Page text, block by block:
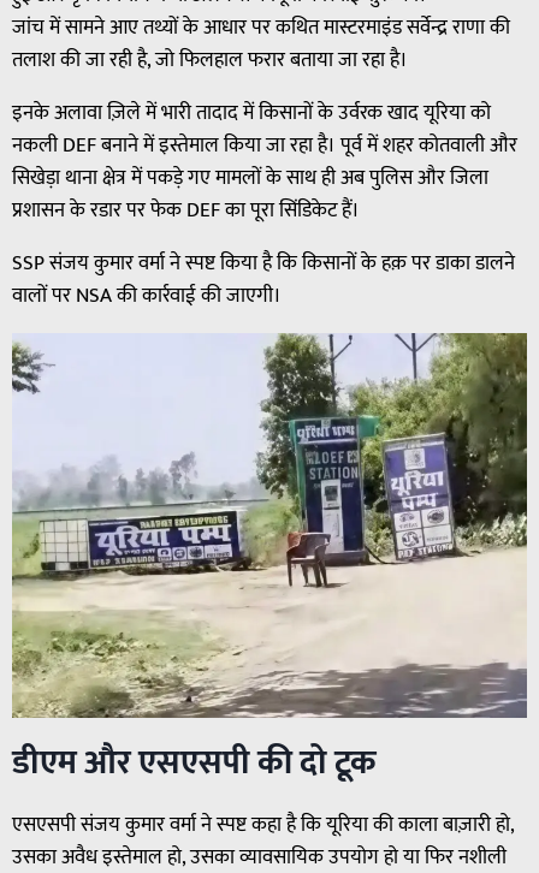
जांच में सामने आए तथ्यों के आधार पर कथित मास्टरमाइंड सर्वेन्द्र राणा की
तलाश की जा रही है, जो फिलहाल फरार बताया जा रहा है।
इनके अलावा ज़िले में भारी तादाद में किसानों के उर्वरक खाद यूरिया को
नकली DEF बनाने में इस्तेमाल किया जा रहा है। पूर्व में शहर कोतवाली और
सिखेड़ा थाना क्षेत्र में पकड़े गए मामलों के साथ ही अब पुलिस और जिला
प्रशासन के रडार पर फेक DEF का पूरा सिंडिकेट हैं।
SSP संजय कुमार वर्मा ने स्पष्ट किया है कि किसानों के हक़ पर डाका डालने
वालों पर NSA की कार्रवाई की जाएगी।
डीएम और एसएसपी की दो टूक
एसएसपी संजय कुमार वर्मा ने स्पष्ट कहा है कि यूरिया की काला बाज़ारी हो,
उसका अवैध इस्तेमाल हो, उसका व्यावसायिक उपयोग हो या फिर नशीली